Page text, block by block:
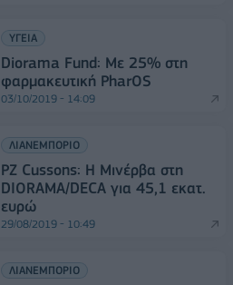
ΥΓΕΙΑ
Diorama Fund: Με 25% στη
φαρμακευτική PharOS
03/10/2019 - 14:09
ΛΙΑΝΕΜΠΟΡΙΟ
PZ Cussons: H Μινέρβα στη
DIORAMA/DECA για 45,1 εκατ.
ευρώ
29/08/2019 - 10:49
ΛΙΑΝΕΜΠΟΡΙΟ